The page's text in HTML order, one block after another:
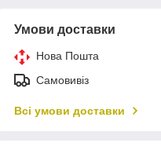
Умови доставки
Нова Пошта
Самовивіз
Всі умови доставки